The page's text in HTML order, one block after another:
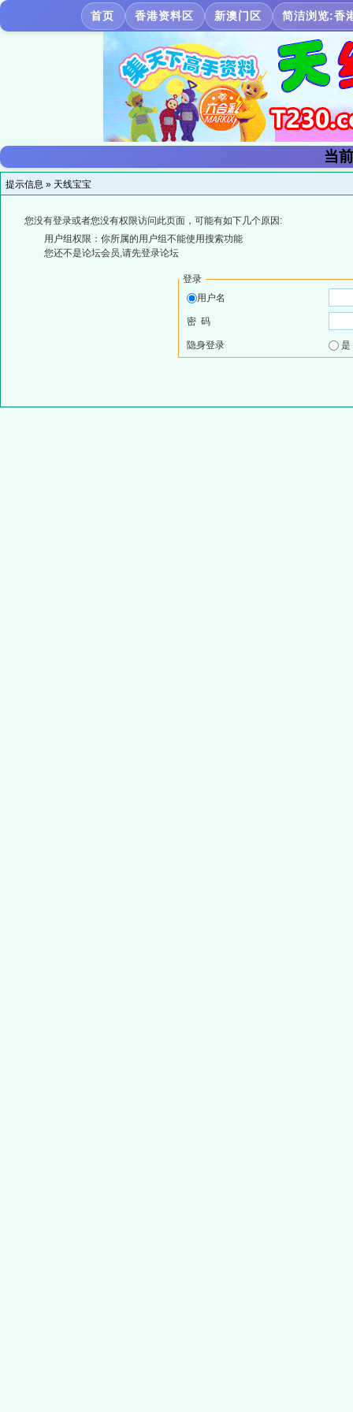
首页 香港资料区 新澳门区 简洁浏览:香
当
提示信息 » 天线宝宝
您没有登录或者您没有权限访问此页面，可能有如下几个原因:
用户组权限：你所属的用户组不能使用搜索功能
您还不是论坛会员,请先登录论坛
登录
用户名
密 码
隐身登录